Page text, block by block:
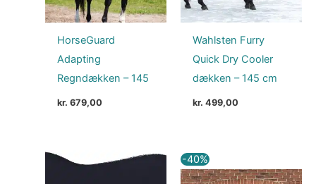
HorseGuard
Adapting
Regndækken – 145
kr. 679,00
Wahlsten Furry
Quick Dry Cooler
dækken – 145 cm
kr. 499,00
-40%
pris
pris